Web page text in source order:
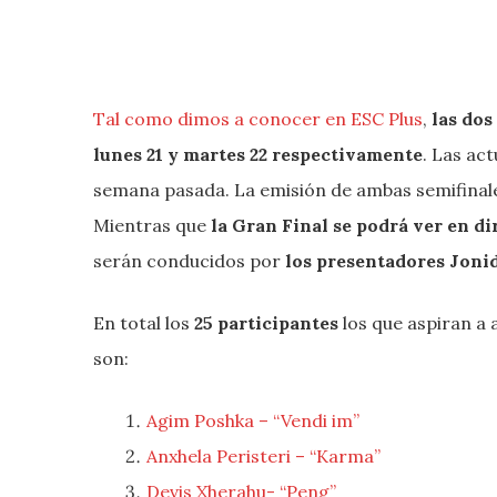
Tal como dimos a conocer en ESC Plus, las
lunes 21 y martes 22 respectivamente. Las
semana pasada. La emisión de ambas
Mientras que la Gran Final se podrá ver en
serán conducidos por los presentadores
En total los 25 participantes los que aspiran a
son:
Agim Poshka – “Vendi im”
Anxhela Peristeri – “Karma”
Devis Xherahu- “Peng”